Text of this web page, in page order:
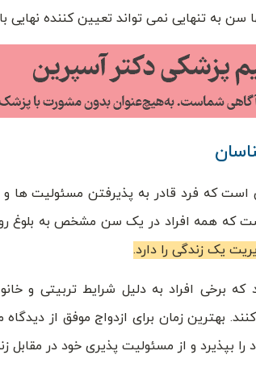
سن به تنهایی نمی تواند تعیین کننده نهایی
است که فرد قادر به پذیرفتن مسئولیت
که همه افراد در یک سن مشخص به بلوغ
یک زندگی را دارد.
که برخی افراد به دلیل شرایط تربیتی
بهترین زمان برای ازدواج موفق از
بپذیرد و از مسئولیت پذیری خود در مقابل